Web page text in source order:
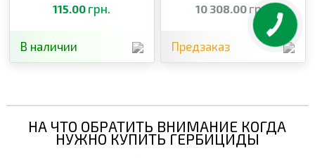
115.00 грн.
В наличии
10 308.00 грн.
Предзаказ
НА ЧТО ОБРАТИТЬ ВНИМАНИЕ КОГДА
НУЖНО КУПИТЬ ГЕРБИЦИДЫ